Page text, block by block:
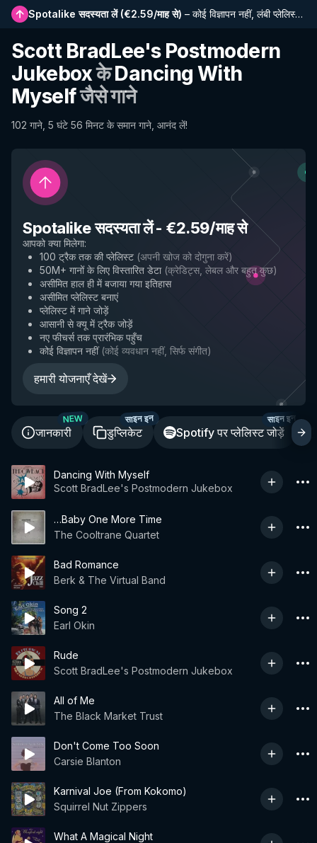
Spotalike सदस्यता लें(€2.59/माह से) – कोई विज्ञापन नहीं, लंबी प्लेलिस्ट, पूर्ण इतिहास और नई सुविधाओं तक प्रारंभिक पहुंच
Scott BradLee's Postmodern
JukeboxकेDancing With
Myselfजैसे गाने
102 गाने, 5 घंटे 56 मिनट के समान गाने, आनंद लें!
Spotalike सदस्यता लें- €2.59/माह से
आपको क्या मिलेगा:
100 ट्रैक तक की प्लेलिस्ट (अपनी खोज को दोगुना करें)
50M+ गानों के लिए विस्तारित डेटा (क्रेडिट्स, लेबल और बहुत कुछ)
असीमित हाल ही में बजाया गया इतिहास
असीमित प्लेलिस्ट बनाएं
प्लेलिस्ट में गाने जोड़ें
आसानी से क्यू में ट्रैक जोड़ें
नए फीचर्स तक प्रारंभिक पहुँच
कोई विज्ञापन नहीं (कोई व्यवधान नहीं, सिर्फ संगीत)
हमारी योजनाएँ देखें
जानकारी
NEW
डुप्लिकेट
साइन इन
Spotify पर प्लेलिस्ट जोड़ें
साइन इन
Dancing With Myself
Scott BradLee's Postmodern Jukebox
…Baby One More Time
The Cooltrane Quartet
Bad Romance
Berk & The Virtual Band
Song 2
Earl Okin
Rude
Scott BradLee's Postmodern Jukebox
All of Me
The Black Market Trust
Don't Come Too Soon
Carsie Blanton
Karnival Joe (From Kokomo)
Squirrel Nut Zippers
What A Magical Night